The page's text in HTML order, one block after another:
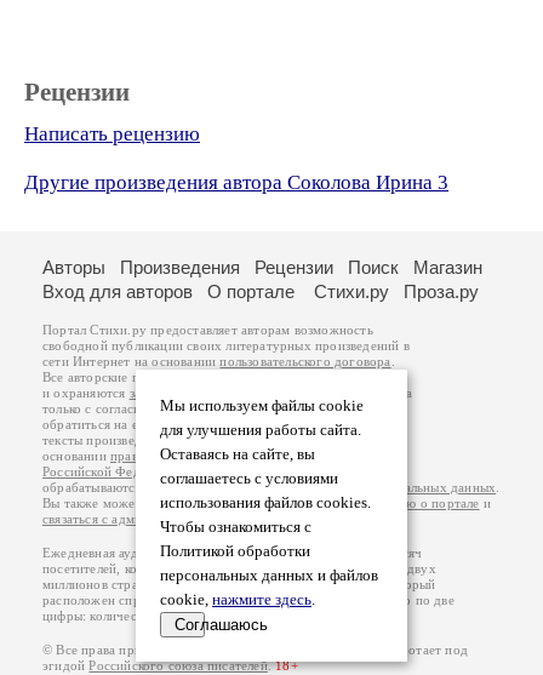
Рецензии
Написать рецензию
Другие произведения автора Соколова Ирина 3
Мы используем файлы cookie
для улучшения работы сайта.
Оставаясь на сайте, вы
соглашаетесь с условиями
использования файлов cookies.
Чтобы ознакомиться с
Политикой обработки
персональных данных и файлов
cookie, нажмите здесь.
Соглашаюсь
Авторы Произведения Рецензии Поиск
Магазин
Вход для авторов
О портале Стихи.ру Проза.ру
Портал Стихи.ру предоставляет авторам возможность
свободной публикации своих литературных произведений в
сети Интернет на основаниипользовательского договора
Все авторские права на произведения принадлежат авторам
и охраняются законом
. Перепечатка произведений возможна
только с согласия его автора, к которому вы можете
обратиться на его авторской странице. Ответственность за
тексты произведений авторы несут самостоятельно на
основанииправил публикацииизаконодательства
Российской Федерации
обрабатываются на основанииПолитики обработки персональных данных
Вы также можете посмотреть более подробнуюинформацию о портале и
связаться с администрацией
Ежедневная аудитория портала Стихи.ру – порядка 200 тысяч
посетителей, которые в общей сумме просматривают более двух
миллионов страниц по данным счетчика посещаемости, который
расположен справа от этого текста. В каждой графе указано по две
цифры: количество просмотров и количество посетителей.
© Все права принадлежат авторам, 2000-2026. Портал работает под
эгидойРоссийского союза писателей.18+